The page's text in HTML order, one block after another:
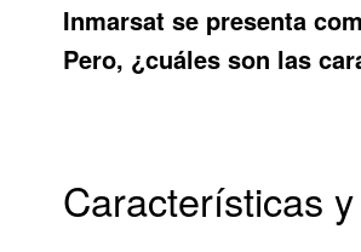
Inmarsat se presenta
Pero, ¿cuáles son las
Características